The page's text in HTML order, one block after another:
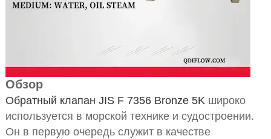
Обзор
Обратный клапан JIS F 7356 Bronze 5Kшироко
используется в морской технике и судостроении.
Он в первую очередь служит в качестве